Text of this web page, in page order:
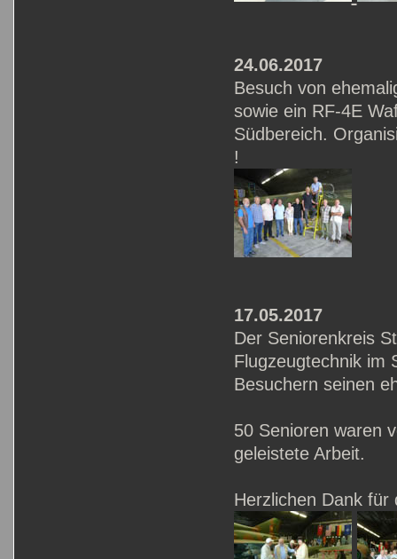
24.06.2017
Besuch von
sowie ein RF-4E
Südbereich.
!
17.05.2017
Der Seniorenkreis
Flugzeugtechnik im
Besuchern seinen
50 Senioren waren
geleistete Arbeit.
Herzlichen Dank für